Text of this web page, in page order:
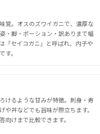
覚。オスのズワイガニで、濃厚な
・脚・ポーション・訳ありまで幅
「セイコガニ」と呼ばれ、内子や
す。
けるような甘みが特徴。刺身・寿
や丼などでも旨味が際立ちます。
向けまで比較できます。